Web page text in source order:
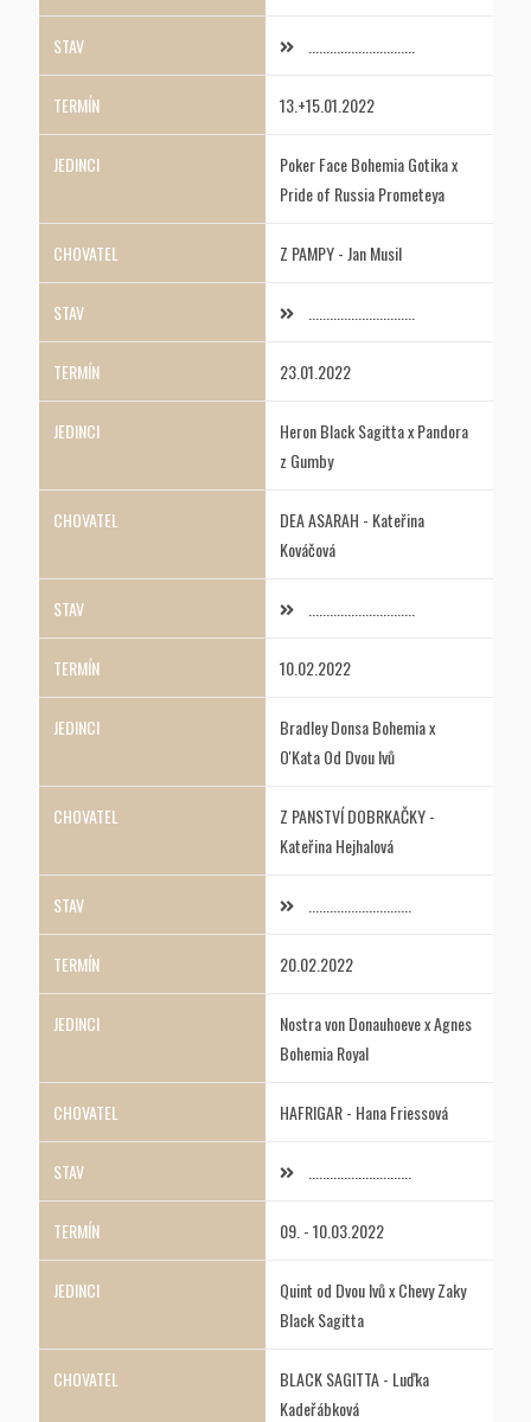
13.+15.01.2022
Poker Face Bohemia Gotika x
Pride of Russia Prometeya
Z PAMPY - Jan Musil
23.01.2022
Heron Black Sagitta x Pandora
z Gumby
DEA ASARAH - Kateřina
Kováčová
10.02.2022
Bradley Donsa Bohemia x
O'Kata Od Dvou lvů
Z PANSTVÍ DOBRKAČKY -
Kateřina Hejhalová
20.02.2022
Nostra von Donauhoeve x Agnes
Bohemia Royal
HAFRIGAR - Hana Friessová
09. - 10.03.2022
Quint od Dvou lvů x Chevy Zaky
Black Sagitta
BLACK SAGITTA - Luďka
Kadeřábková